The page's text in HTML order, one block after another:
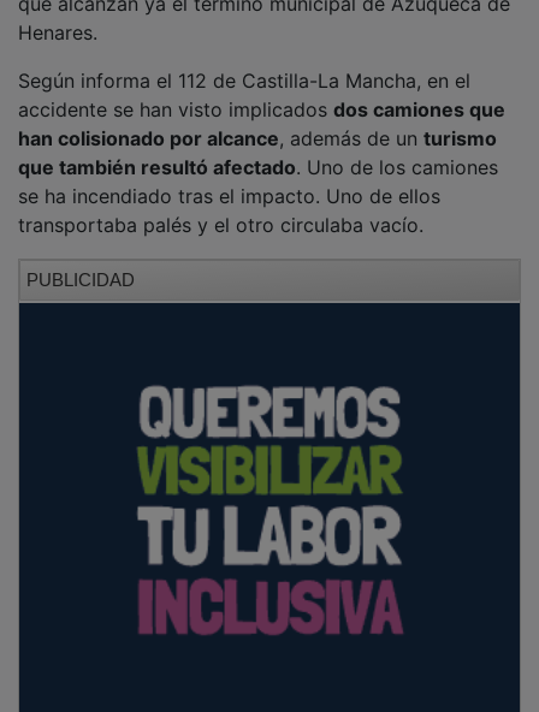
Henares.
accidente se han visto implicadosdos camiones que
han colisionado por alcance, además de unturismo
que también resultó afectado. Uno de los camiones
se ha incendiado tras el impacto. Uno de ellos
transportaba palés y el otro circulaba vacío.